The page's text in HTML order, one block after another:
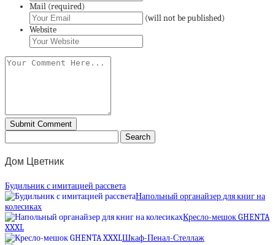
Mail (required)
(will not be published)
Website
Дом Цветник
Будильник с имитацией рассвета
Напольный органайзер для книг на
колесиках
Кресло-мешок GHENTA
XXXL
Шкаф-Пенал-Стеллаж